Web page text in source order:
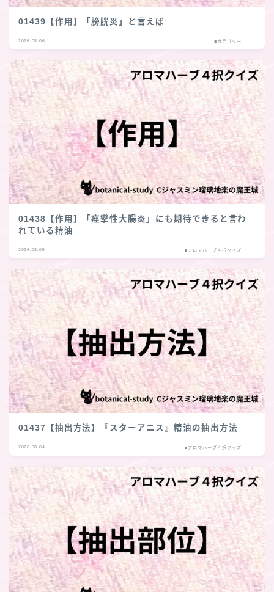
01439【作用】「膀胱炎」と言えば
2026.08.06 ■カテゴリー
01438【作用】「痙攣性大腸炎」にも期待できると言わ
れている精油
2026.08.05 ■アロマハーブ４択クイズ
01437【抽出方法】『スターアニス』精油の抽出方法
2026.08.04 ■アロマハーブ４択クイズ